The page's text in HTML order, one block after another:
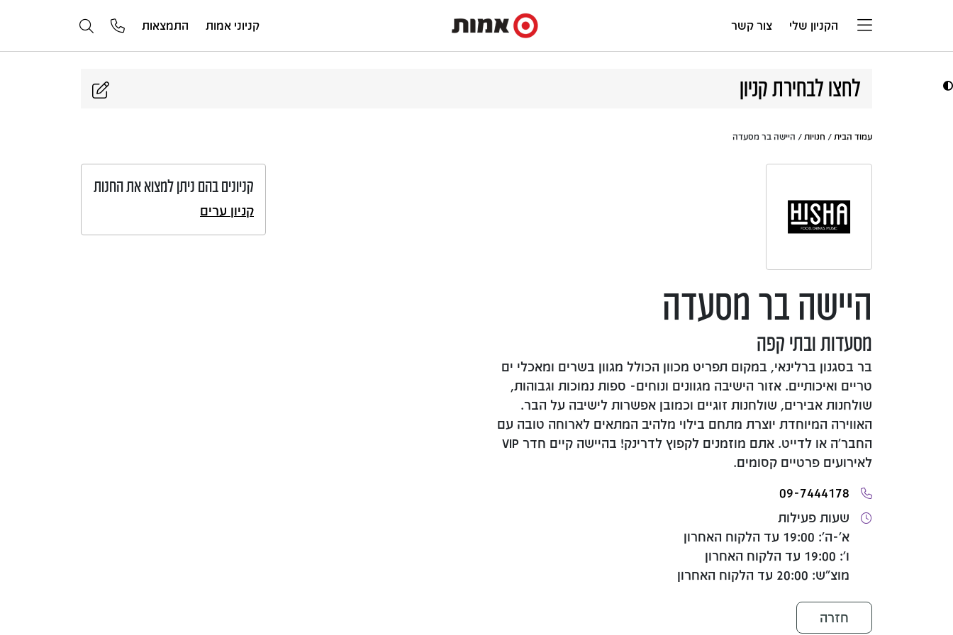
הקניון שלי צור קשר קניוני אמות התמצאות
לחצו לבחירת קניון
עמוד הבית / חנויות / היישה בר מסעדה
היישה בר מסעדה
מסעדות ובתי קפה
בר בסגנון ברלינאי, במקום תפריט מכוון הכולל מגוון בשרים ומאכלי ים
טריים ואיכותיים. אזור הישיבה מגוונים ונוחים- ספות נמוכות וגבוהות,
שולחנות אבירים, שולחנות זוגיים וכמובן אפשרות לישיבה על הבר.
האווירה המיוחדת יוצרת מתחם בילוי מלהיב המתאים לארוחה טובה עם
החבר'ה או לדייט. אתם מוזמנים לקפוץ לדרינק! בהיישה קיים חדר VIP
לאירועים פרטיים קסומים.
09-7444178
שעות פעילות
א'-ה': 19:00 עד הלקוח האחרון
ו': 19:00 עד הלקוח האחרון
מוצ"ש: 20:00 עד הלקוח האחרון
חזרה
קניונים בהם ניתן למצוא את החנות
קניון ערים